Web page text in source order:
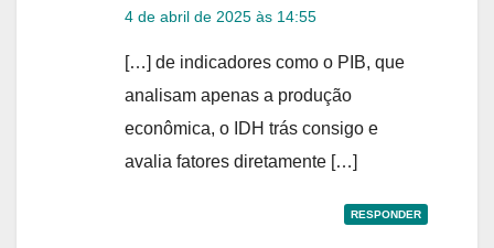
4 de abril de 2025 às 14:55
[…] de indicadores como o PIB, que
analisam apenas a produção
econômica, o IDH trás consigo e
avalia fatores diretamente […]
RESPONDER